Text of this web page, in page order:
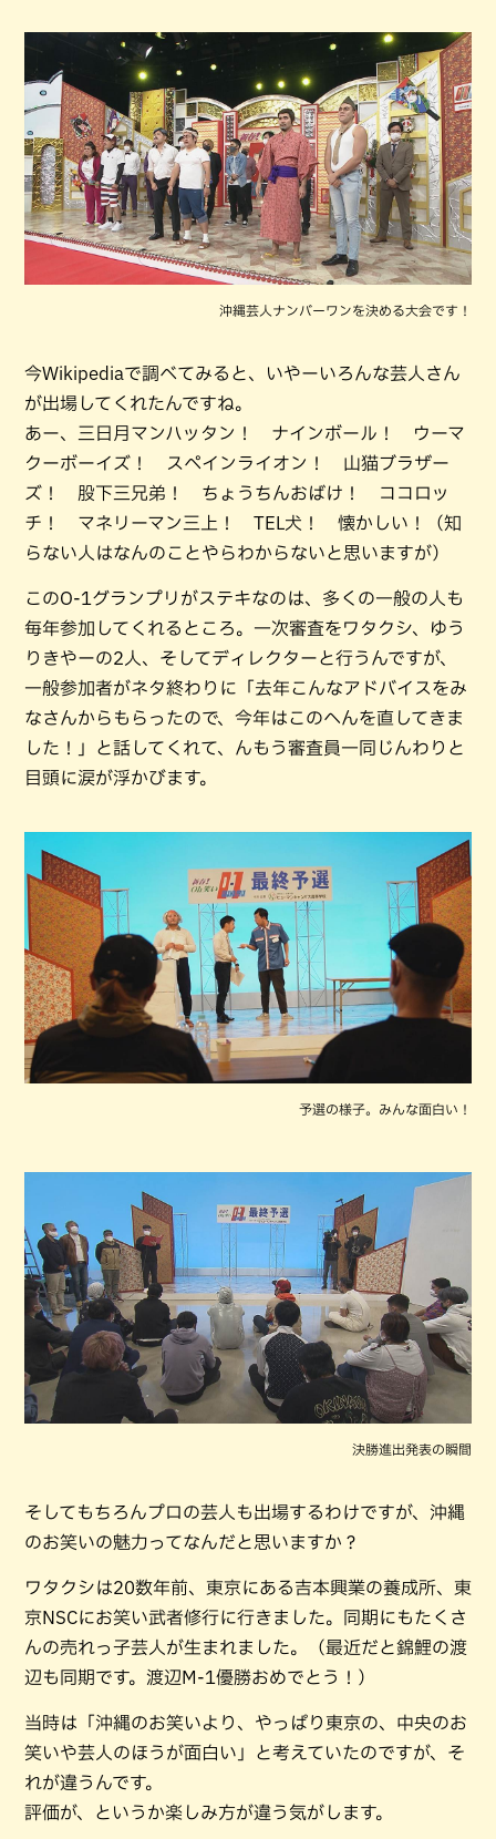
沖縄芸人ナンバーワンを決める大会です！
今Wikipediaで調べてみると、いやーいろんな芸人さん
が出場してくれたんですね。
あー、三日月マンハッタン！ ナインボール！ ウーマ
クーボーイズ！ スペインライオン！ 山猫ブラザー
ズ！ 股下三兄弟！ ちょうちんおばけ！ ココロッ
チ！ マネリーマン三上！ TEL犬！ 懐かしい！（知
らない人はなんのことやらわからないと思いますが）
このO-1グランプリがステキなのは、多くの一般の人も
毎年参加してくれるところ。一次審査をワタクシ、ゆう
りきやーの2人、そしてディレクターと行うんですが、
一般参加者がネタ終わりに「去年こんなアドバイスをみ
なさんからもらったので、今年はこのへんを直してきま
した！」と話してくれて、んもう審査員一同じんわりと
目頭に涙が浮かびます。
予選の様子。みんな面白い！
決勝進出発表の瞬間
そしてもちろんプロの芸人も出場するわけですが、沖縄
のお笑いの魅力ってなんだと思いますか？
ワタクシは20数年前、東京にある吉本興業の養成所、東
京NSCにお笑い武者修行に行きました。同期にもたくさ
んの売れっ子芸人が生まれました。（最近だと錦鯉の渡
辺も同期です。渡辺M-1優勝おめでとう！）
当時は「沖縄のお笑いより、やっぱり東京の、中央のお
笑いや芸人のほうが面白い」と考えていたのですが、そ
れが違うんです。
評価が、というか楽しみ方が違う気がします。